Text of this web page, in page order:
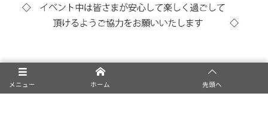
メニュー ホーム 先頭へ